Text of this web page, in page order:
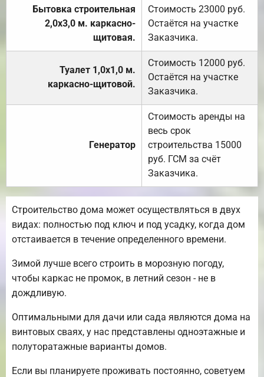
Бытовка строительная
2,0х3,0 м. каркасно-
щитовая.
Стоимость 23000 руб.
Остаётся на участке
Заказчика.
Туалет 1,0х1,0 м.
каркасно-щитовой.
Стоимость 12000 руб.
Остаётся на участке
Заказчика.
Генератор
Стоимость аренды на
весь срок
строительства 15000
руб. ГСМ за счёт
Заказчика.
Строительство дома может осуществляться в двух
видах: полностью под ключ и под усадку, когда дом
отстаивается в течение определенного времени.
Зимой лучше всего строить в морозную погоду,
чтобы каркас не промок, в летний сезон - не в
дождливую.
Оптимальными для дачи или сада являются дома на
винтовых сваях, у нас представлены одноэтажные и
полуторатажные варианты домов.
Если вы планируете проживать постоянно, советуем